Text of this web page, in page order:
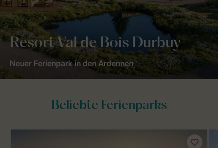
Resort Val de Bois Durbuy
Neuer Ferienpark in den Ardennen